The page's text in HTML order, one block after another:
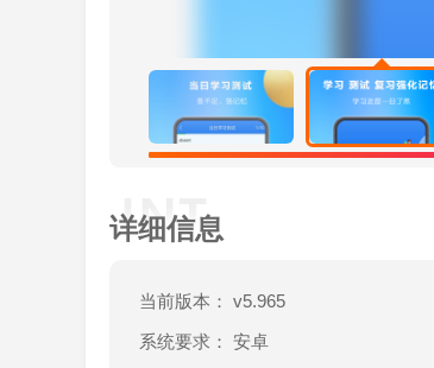
关系并进行一些联想，这将有助于你
以通过这个应用程序背诵单词。
2.该软件内置了超丰富的词汇量
业的单词记忆方法帮助你更轻松地记
3、离线词典随时查询，离线查询
更新日志
度记忆-所有单词。
详细信息
当前版本： v5.965
系统要求： 安卓